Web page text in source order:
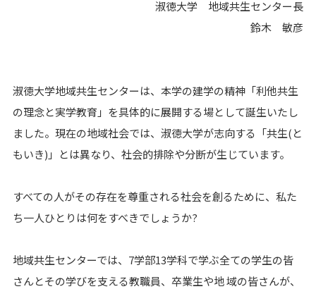
淑徳大学 地域共生センター長
鈴木 敏彦
淑徳大学地域共生センターは、本学の建学の精神「利他共生
の理念と実学教育」を具体的に展開する場として誕生いたし
ました。現在の地域社会では、淑徳大学が志向する「共生(と
もいき)」とは異なり、社会的排除や分断が生じています。
すべての人がその存在を尊重される社会を創るために、私た
ち一人ひとりは何をすべきでしょうか?
地域共生センターでは、7学部13学科で学ぶ全ての学生の皆
さんとその学びを支える教職員、卒業生や地 域の皆さんが、